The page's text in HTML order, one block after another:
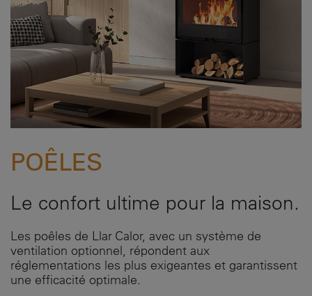
POÊLES
Le confort ultime pour la maison.
Les poêles de Llar Calor, avec un système de
ventilation optionnel, répondent aux
réglementations les plus exigeantes et garantissent
une efficacité optimale.